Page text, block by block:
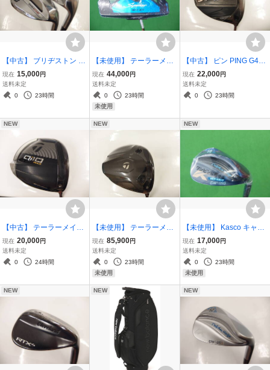
【中古】 ブリヂストン B
RM2 HF ウェッジ 52度,5
8度(2本セット) N.S.PRO
1050GH Sシャフト (リシ
現在 15,000円
送料未定
0
23時間
【未使用】 テーラーメイ
ド Spider ZT パター 34イ
ンチ / スパイダー ゼロト
ルク スタンダード
現在 44,000円
送料未定
0
23時間
未使用
【中古】 ピン PING G400
MAX ドライバー 10.5度 A
LTA J CB SRシャフト
現在 22,000円
送料未定
0
23時間
NEW
【中古】 テーラーメイド
Qi10 MAX ドライバー 10.
5度 Diamana TM50 Sシャ
フト / TaylorMade Qi10 マ
現在 20,000円
送料未定
0
24時間
NEW
【未使用】 テーラーメイ
ド Qi4D ドライバー 10.5
度 26VENTUS TR BLUE
6 Sシャフト / Qi4D 26ベ
ンタス TR ブルー 6S
現在 85,900円
送料未定
0
23時間
未使用
NEW
【未使用】 Kasco キャス
コ ドルフィン ウェッジ D
W-125G Midnight Blue 58
度 N.S.PRO 950GH neo
WEDGEフレックス / ミッ
現在 17,000円
送料未定
0
23時間
未使用
NEW NEW NEW